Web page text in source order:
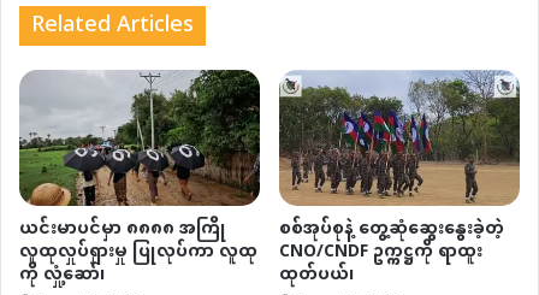
Related Articles
ယင်းမာပင်မှာ ၈၈၈၈ အကြို
လူထုလှုပ်ရှားမှု ပြုလုပ်ကာ လူထု
ကို လှုံ့ဆော်၊
စစ်အုပ်စုနဲ့ တွေ့ဆုံဆွေးနွေးခဲ့တဲ့
CNO/CNDF ဥက္ကဋ္ဌကို ရာထူး
ထုတ်ပယ်၊